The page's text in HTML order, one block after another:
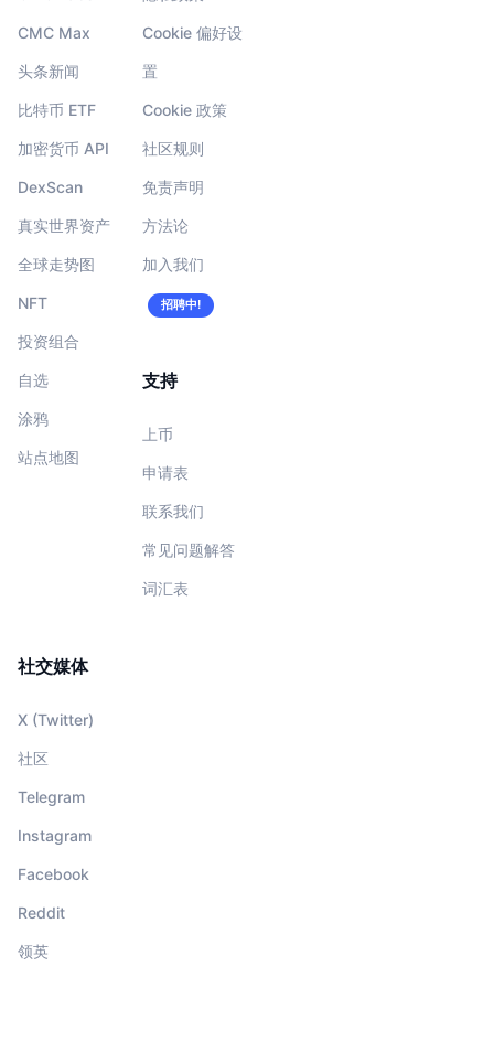
CMC Max
头条新闻
比特币 ETF
加密货币 API
DexScan
真实世界资产
全球走势图
NFT
投资组合
自选
涂鸦
站点地图
Cookie 偏好设
置
Cookie 政策
社区规则
免责声明
方法论
加入我们
招聘中!
支持
上币
申请表
联系我们
常见问题解答
词汇表
社交媒体
X (Twitter)
社区
Telegram
Instagram
Facebook
Reddit
领英